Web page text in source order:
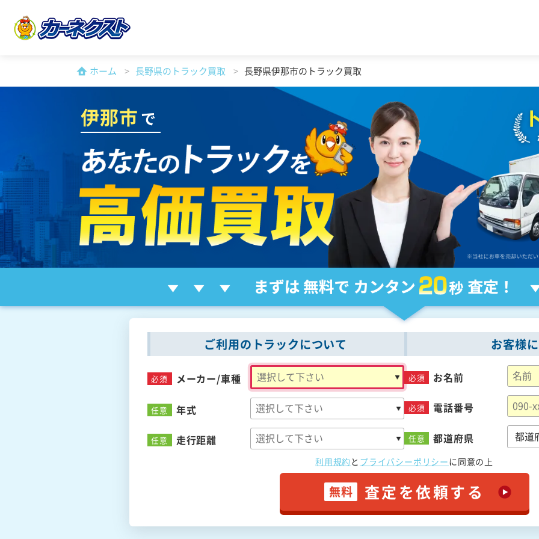
ホーム 長野県のトラック買取 長野県伊那市のトラック買取
伊那市で
ご利用のトラックについて
必須 メーカー/車種
任意 年式
任意 走行距離
お客様
必須 お名前
必須 電話番号
任意 都道府県
利用規約 と プライバシーポリシーに同意の上
無料 査定を依頼する